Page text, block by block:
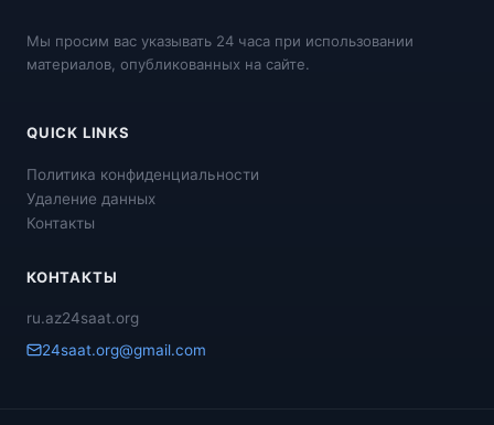
Мы просим вас указывать 24 часа при использовании
материалов, опубликованных на сайте.
QUICK LINKS
Политика конфиденциальности
Удаление данных
Контакты
КОНТАКТЫ
ru.az24saat.org
24saat.org@gmail.com